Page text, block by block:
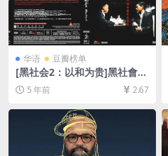
华语 豆瓣榜单
[黑社会2：以和为贵]黑社會以
和為貴 (2006)[百度网盘+迅雷
云盘资源1080P超清未删减]
5 年前 2.67